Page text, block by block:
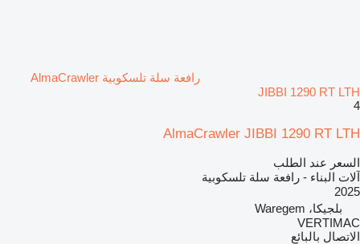
رافعة سلة تلسكوبية AlmaCrawler
JIBBI 1290 RT LTH
4
AlmaCrawler JIBBI 1290 RT LTH
السعر عند الطلب
آلات البناء - رافعة سلة تلسكوبية
2025
بلجيكا، Waregem
VERTIMAC
الاتصال بالبائع